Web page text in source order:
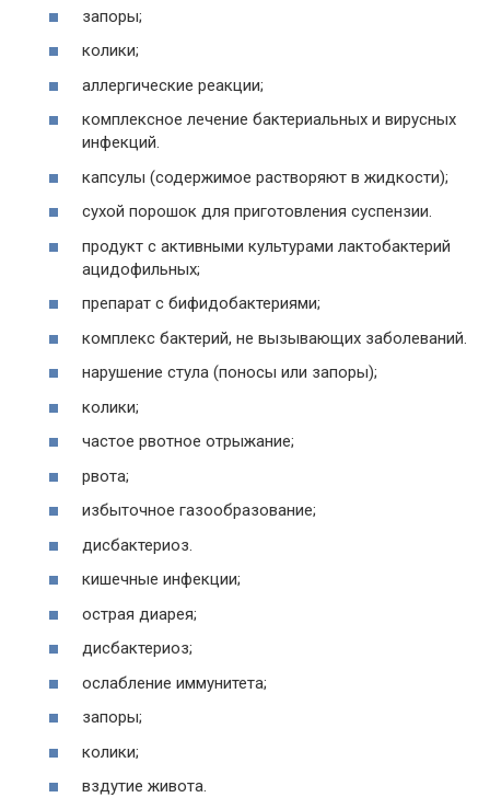
запоры;
колики;
аллергические реакции;
комплексное лечение бактериальных и вирусных
инфекций.
капсулы (содержимое растворяют в жидкости);
сухой порошок для приготовления суспензии.
продукт с активными культурами лактобактерий
ацидофильных;
препарат с бифидобактериями;
комплекс бактерий, не вызывающих заболеваний.
нарушение стула (поносы или запоры);
колики;
частое рвотное отрыжание;
рвота;
избыточное газообразование;
дисбактериоз.
кишечные инфекции;
острая диарея;
дисбактериоз;
ослабление иммунитета;
запоры;
колики;
вздутие живота.